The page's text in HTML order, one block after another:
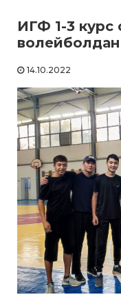
ИГФ 1-3 курс
14.10.2022